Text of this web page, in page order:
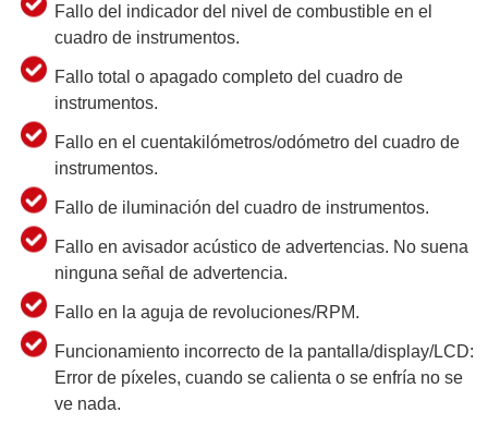
Fallo del indicador del nivel de combustible en el
cuadro de instrumentos.
Fallo total o apagado completo del cuadro de
instrumentos.
Fallo en el cuentakilómetros/odómetro del cuadro de
instrumentos.
Fallo de iluminación del cuadro de instrumentos.
Fallo en avisador acústico de advertencias. No suena
ninguna señal de advertencia.
Fallo en la aguja de revoluciones/RPM.
Funcionamiento incorrecto de la pantalla/display/LCD:
Error de píxeles, cuando se calienta o se enfría no se
ve nada.